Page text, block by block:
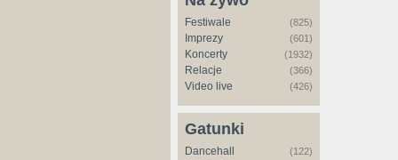
Festiwale (825)
Imprezy (601)
Koncerty (1932)
Relacje (366)
Video live (426)
Gatunki
Dancehall (122)